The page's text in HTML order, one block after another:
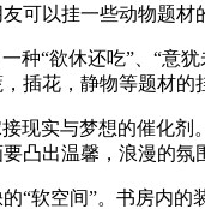
可以挂一些动物题
“欲休还吃”、“意
插花，静物等题材的
实与梦想的催化剂
凸出温馨，浪漫的
空间”。书房内的